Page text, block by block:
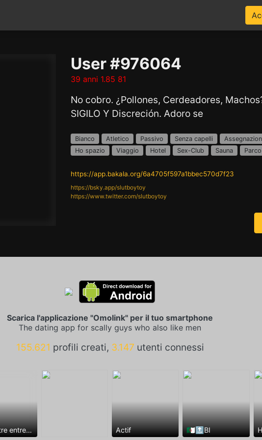
User #976064
39 anni 1.85 81
No cobro. ¿Pollones, Cerdeadores,
SIGILO Y Discreción. Adoro se
Bianco Atletico Passivo Senza capelli
Ho spazio
Viaggio Hotel Sex-Club Sauna Parco
https://app.bakala.org/6a4705f597a1bbec570d7f23
https://bsky.app/slutboytoy
https://www.twitter.com/slutboytoy
Scarica l'applicazione "Omolink" per il tuo smartphone
The dating app for scally guys who also like men
155.621 profili creati, 3.147 utenti connessi
Rencontre entre mecs Actif 🇩🇿🔝BI